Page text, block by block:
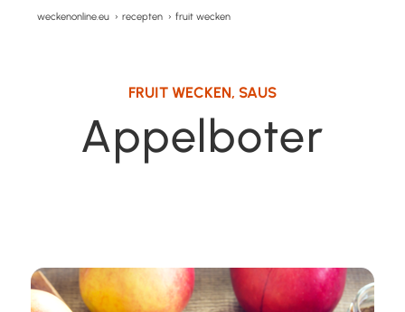
weckenonline.eu › recepten › fruit wecken
FRUIT WECKEN, SAUS
Appelboter